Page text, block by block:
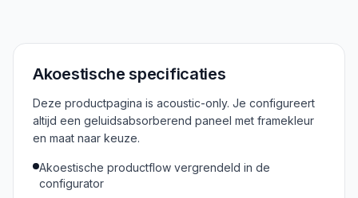
Akoestische specificaties
Deze productpagina is acoustic-only. Je configureert
altijd een geluidsabsorberend paneel met framekleur
en maat naar keuze.
Akoestische productflow vergrendeld in de
configurator